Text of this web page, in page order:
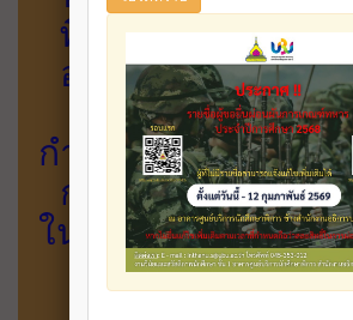
พิการ (DSS) ข้าง
อธิการบดี 1 ตั้งแต่
กุมภาพันธ์ 2569
กำหนดนี้แล้วถือว่า
การผ่อนผันการตร
ในปี การศึกษา
คลิก2!!